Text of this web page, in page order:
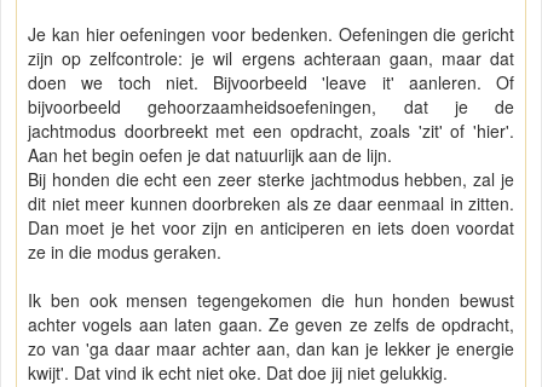
Je kan hier oefeningen voor bedenken. Oefeningen die gericht
zijn op zelfcontrole: je wil ergens achteraan gaan, maar dat
doen we toch niet. Bijvoorbeeld 'leave it' aanleren. Of
bijvoorbeeld gehoorzaamheidsoefeningen, dat je de
jachtmodus doorbreekt met een opdracht, zoals 'zit' of 'hier'.
Aan het begin oefen je dat natuurlijk aan de lijn.
Bij honden die echt een zeer sterke jachtmodus hebben, zal je
dit niet meer kunnen doorbreken als ze daar eenmaal in zitten.
Dan moet je het voor zijn en anticiperen en iets doen voordat
ze in die modus geraken.
Ik ben ook mensen tegengekomen die hun honden bewust
achter vogels aan laten gaan. Ze geven ze zelfs de opdracht,
zo van 'ga daar maar achter aan, dan kan je lekker je energie
kwijt'. Dat vind ik echt niet oke. Dat doe jij niet gelukkig.